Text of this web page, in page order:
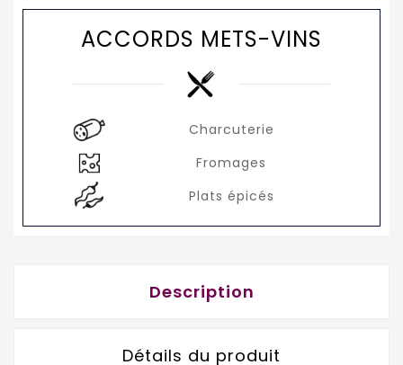
ACCORDS METS-VINS
Charcuterie
Fromages
Plats épicés
Description
Détails du produit